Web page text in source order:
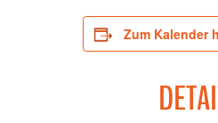
Zum Kalender